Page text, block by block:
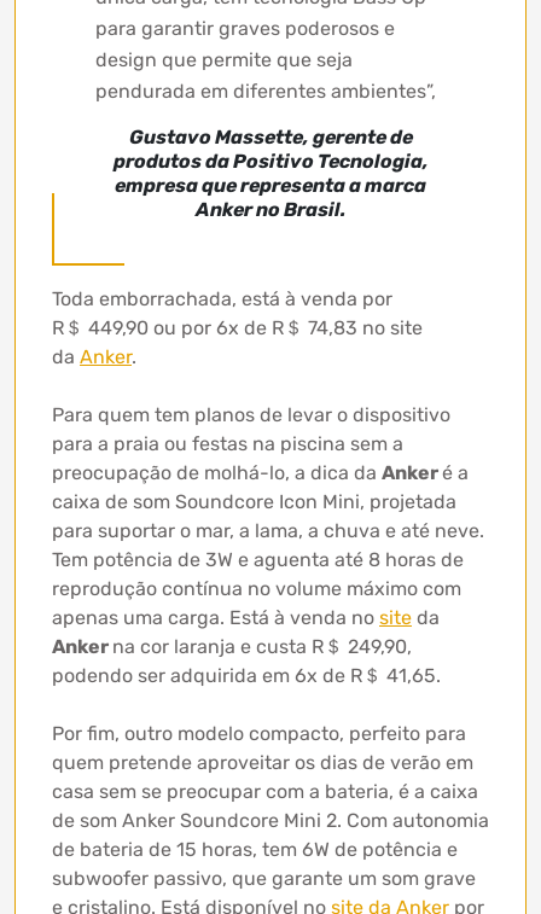
para garantir graves poderosos e
design que permite que seja
pendurada em diferentes ambientes”,
Gustavo Massette, gerente de
produtos da Positivo Tecnologia,
empresa que representa a marca
Anker no Brasil.
Toda emborrachada, está à venda por
R＄ 449,90 ou por 6x de R＄ 74,83 no site
da Anker.
Para quem tem planos de levar o dispositivo
para a praia ou festas na piscina sem a
preocupação de molhá-lo, a dica da Ankeré a
caixa de som Soundcore Icon Mini, projetada
para suportar o mar, a lama, a chuva e até neve.
Tem potência de 3W e aguenta até 8 horas de
reprodução contínua no volume máximo com
apenas uma carga. Está à venda no site da
Anker na cor laranja e custa R＄ 249,90,
podendo ser adquirida em 6x de R＄ 41,65.
Por fim, outro modelo compacto, perfeito para
quem pretende aproveitar os dias de verão em
casa sem se preocupar com a bateria, é a caixa
de som Anker Soundcore Mini 2. Com autonomia
de bateria de 15 horas, tem 6W de potência e
subwoofer passivo, que garante um som grave
e cristalino. Está disponível no site da Anker por